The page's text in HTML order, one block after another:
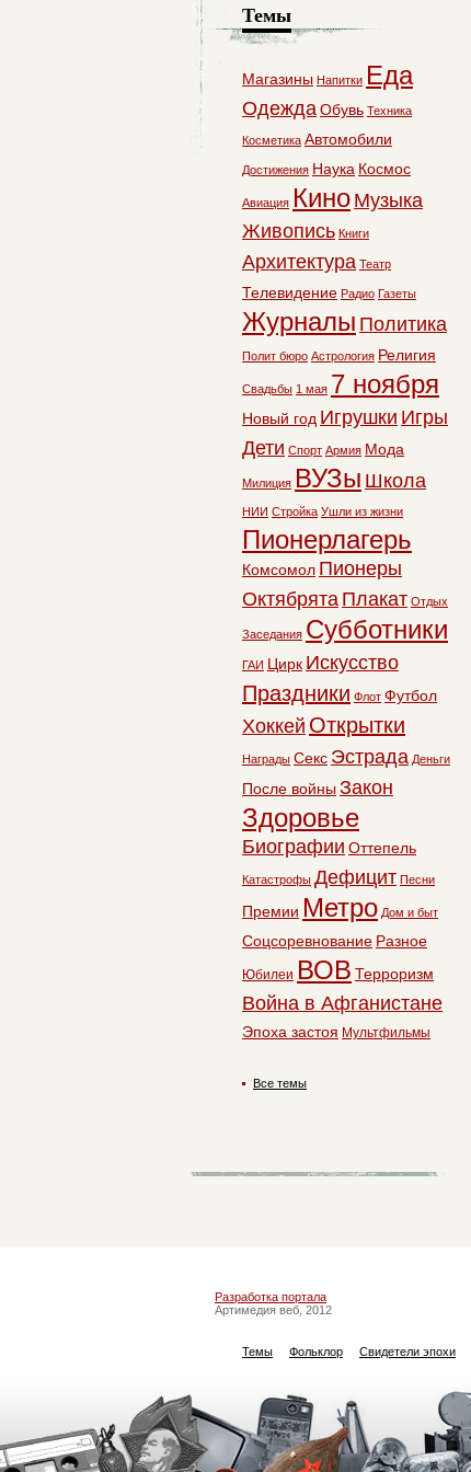
Темы
Магазины Напитки Еда
ОдеждаОбувь Техника
Косметика Автомобили
Достижения Наука Космос
Авиация Кино Музыка
Живопись Книги
Архитектура Театр
Телевидение Радио Газеты
Журналы Политика
Полит бюро Астрология Религия
Свадьбы 1 мая 7 ноября
Новый год Игрушки Игры
Дети Спорт Армия Мода
Милиция ВУЗы Школа
НИИ Стройка Ушли из жизни
Пионерлагерь
Комсомол Пионеры
Октябрята Плакат Отдых
Заседания Субботники
ГАИ Цирк Искусство
Праздники Флот Футбол
Хоккей Открытки
Награды Секс Эстрада Деньги
После войны Закон
Здоровье
Биографии Оттепель
Катастрофы Дефицит Песни
Премии Метро Дом и быт
Соцсоревнование Разное
Юбилеи ВОВ Терроризм
Война в Афганистане
Эпоха застоя Мультфильмы
Все темы
Разработка портала
Артимедия веб, 2012
Темы Фольклор Свидетели эпохи